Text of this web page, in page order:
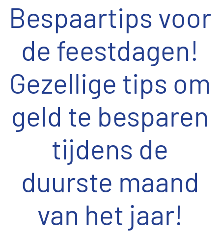
Bespaartips voor
de feestdagen!
Gezellige tips om
geld te besparen
tijdens de
duurste maand
van het jaar!